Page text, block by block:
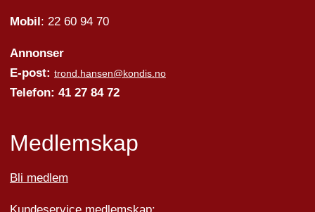
Mobil: 22 60 94 70
Annonser
E-post: trond.hansen@kondis.no
Telefon: 41 27 84 72
Medlemskap
Bli medlem